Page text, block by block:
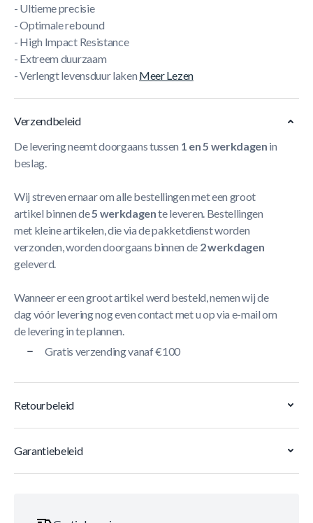
- Ultieme precisie
- Optimale rebound
- High Impact Resistance
- Extreem duurzaam
- Verlengt levensduur laken Meer Lezen
Verzendbeleid
De levering neemt doorgaans tussen 1 en 5 werkdagen in
beslag.
Wij streven ernaar om alle bestellingen met een groot
artikel binnen de5 werkdagente leveren. Bestellingen
met kleine artikelen, die via de pakketdienst worden
verzonden, worden doorgaans binnen de 2 werkdagen
geleverd.
Wanneer er een groot artikel werd besteld, nemen wij de
dag vóór levering nog even contact met u op via e-mail om
de levering in te plannen.
Gratis verzending vanaf €100
Retourbeleid
Garantiebeleid